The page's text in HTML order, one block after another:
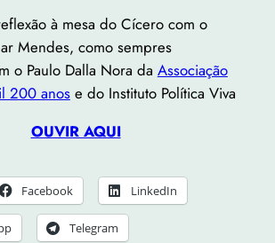
à mesa do Cícero com o
Mendes, como sempres
o Paulo Dalla Nora da Associação
200 anose do Instituto Política Viva
OUVIR AQUI
Facebook LinkedIn
Telegram